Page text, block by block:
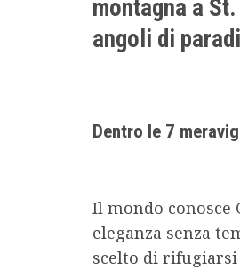
montagna a
angoli di
Dentro le 7
Il mondo conosce
eleganza senza
scelto di rifugiarsi